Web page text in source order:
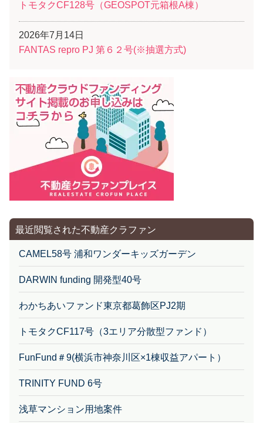
トモタクCF128号（GEOSPOT元箱根A棟）
2026年7月14日
FANTAS repro PJ 第６２号(※抽選方式)
最近閲覧された不動産クラファン
CAMEL58号 浦和ワンダーキッズガーデン
DARWIN funding 開発型40号
わかちあいファンド東京都葛飾区PJ2期
トモタクCF117号（3エリア分散型ファンド）
FunFund＃9(横浜市神奈川区×1棟収益アパート）
TRINITY FUND 6号
浅草マンション用地案件